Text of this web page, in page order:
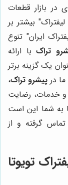
در بازار قطعات
بیشتر بر
ایران" تنوع
تراکبا ارائه
یک گزینه برتر
در پیشرو تراک،
و خدمات، رضایت
به شما این است
تماس گرفته و از
تویوتا